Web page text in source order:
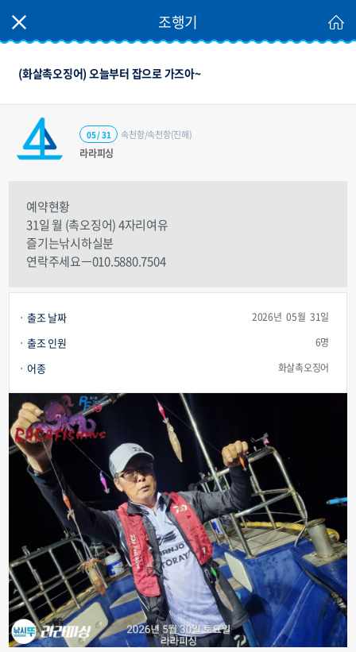
조행기
(화살촉오징어) 오늘부터 잡으로 가즈아~
라라피싱
속천항/속천항(진해)
05 / 31
예약현황
31일 월 (촉오징어) 4자리여유
즐기는낚시하실분
연락주세요ㅡ010.5880.7504
출조 날짜 2026년 05월 31일
출조 인원 6명
어종 화살촉오징어